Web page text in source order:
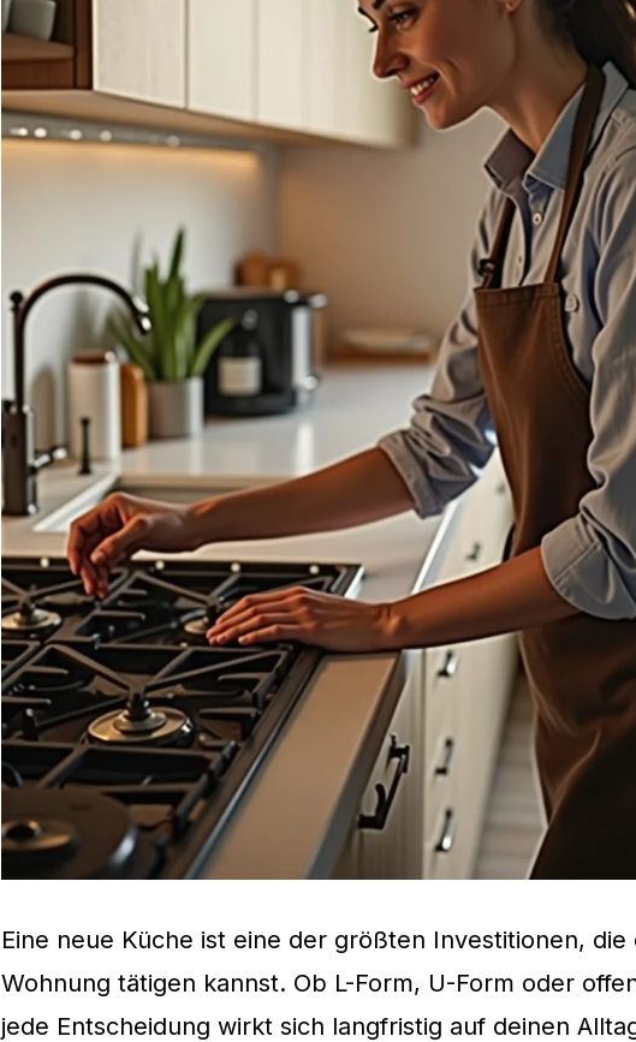
Eine neue Küche ist eine der größten Investitionen, die
Wohnung tätigen kannst. Ob L-Form, U-Form oder
jede Entscheidung wirkt sich langfristig auf deinen